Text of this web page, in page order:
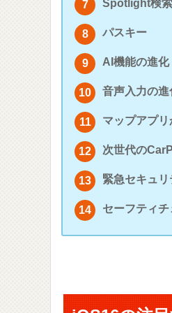
Spotlight検
パスキー
AI機能の進化
音声入力の進
マップアプ
次世代の
緊急セキュ
セーフティチ